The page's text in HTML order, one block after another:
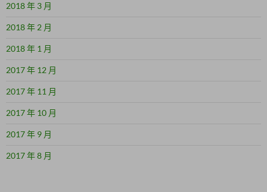
2018 年 3 月
2018 年 2 月
2018 年 1 月
2017 年 12 月
2017 年 11 月
2017 年 10 月
2017 年 9 月
2017 年 8 月